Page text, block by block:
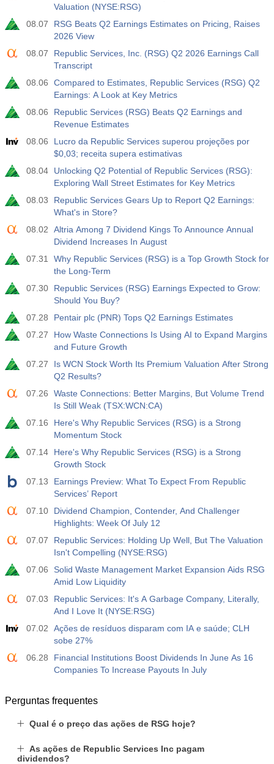
Valuation (NYSE:RSG)
08.07
RSG Beats Q2 Earnings Estimates on Pricing, Raises
2026 View
08.07
Republic Services, Inc. (RSG) Q2 2026 Earnings Call
Transcript
08.06
Compared to Estimates, Republic Services (RSG) Q2
Earnings: A Look at Key Metrics
08.06
Republic Services (RSG) Beats Q2 Earnings and
Revenue Estimates
08.06
Lucro da Republic Services superou projeções por
$0,03; receita supera estimativas
08.04
Unlocking Q2 Potential of Republic Services (RSG):
Exploring Wall Street Estimates for Key Metrics
08.03
Republic Services Gears Up to Report Q2 Earnings:
What's in Store?
08.02
Altria Among 7 Dividend Kings To Announce Annual
Dividend Increases In August
07.31
Why Republic Services (RSG) is a Top Growth Stock for
the Long-Term
07.30
Republic Services (RSG) Earnings Expected to Grow:
Should You Buy?
07.28
Pentair plc (PNR) Tops Q2 Earnings Estimates
07.27
How Waste Connections Is Using AI to Expand Margins
and Future Growth
07.27
Is WCN Stock Worth Its Premium Valuation After Strong
Q2 Results?
07.26
Waste Connections: Better Margins, But Volume Trend
Is Still Weak (TSX:WCN:CA)
07.16
Here's Why Republic Services (RSG) is a Strong
Momentum Stock
07.14
Here's Why Republic Services (RSG) is a Strong
Growth Stock
07.13
Earnings Preview: What To Expect From Republic
Services’ Report
07.10
Dividend Champion, Contender, And Challenger
Highlights: Week Of July 12
07.07
Republic Services: Holding Up Well, But The Valuation
Isn't Compelling (NYSE:RSG)
07.06
Solid Waste Management Market Expansion Aids RSG
Amid Low Liquidity
07.03
Republic Services: It's A Garbage Company, Literally,
And I Love It (NYSE:RSG)
07.02
Ações de resíduos disparam com IA e saúde; CLH
sobe 27%
06.28
Financial Institutions Boost Dividends In June As 16
Companies To Increase Payouts In July
Perguntas frequentes
Qual é o preço das ações de RSG hoje?
As ações de Republic Services Inc pagam
dividendos?